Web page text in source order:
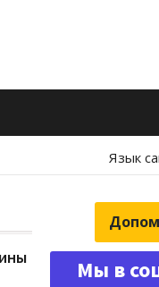
Язык
Мы в